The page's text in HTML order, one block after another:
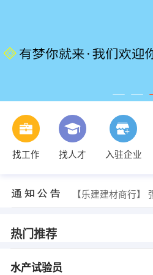
找工作 找人才 入驻企业
周小姐 发布 [销售
【湛江容大房地产
【乐建建材商行】
热门推荐
水产试验员